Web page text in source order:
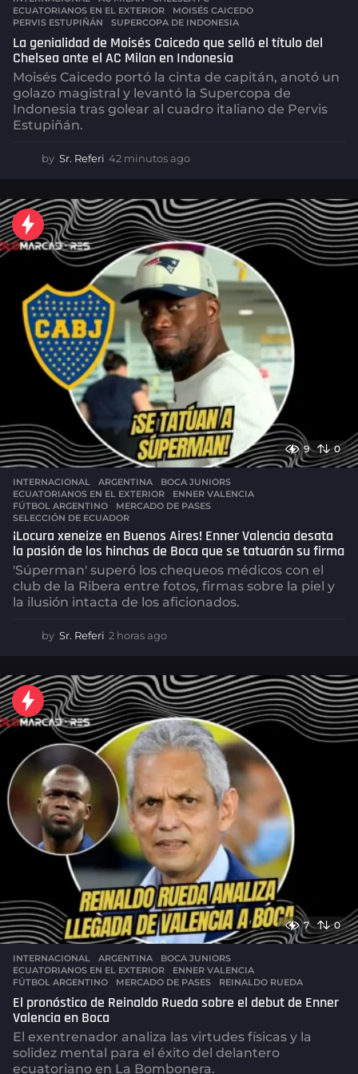
ECUATORIANOS EN EL EXTERIOR
,MOISÉS CAICEDO
PERVIS ESTUPIÑÁN
,SUPERCOPA DE INDONESIA
La genialidad de Moisés Caicedo que selló el título del
Chelsea ante el AC Milan en Indonesia
Moisés Caicedo portó la cinta de capitán, anotó un
golazo magistral y levantó la Supercopa de
Indonesia tras golear al cuadro italiano de Pervis
Estupiñán.
by Sr. Referi 42 minutos ago
i
n
u
t
a
g
o
9 0
INTERNACIONAL ,ARGENTINA BOCA JUNIORS
ECUATORIANOS EN EL EXTERIOR
,ENNER VALENCIA
FÚTBOL ARGENTINO
,MERCADO DE PASES
SELECCIÓN DE ECUADOR
¡Locura xeneize en Buenos Aires! Enner Valencia desata
la pasión de los hinchas de Boca que se tatuarán su firma
'Súperman' superó los chequeos médicos con el
club de la Ribera entre fotos, firmas sobre la piel y
la ilusión intacta de los aficionados.
by Sr. Referi 2 horas ago
r
a
s
a
g
o
7 0
INTERNACIONAL ,ARGENTINA BOCA JUNIORS
ECUATORIANOS EN EL EXTERIOR
,ENNER VALENCIA
FÚTBOL ARGENTINO
,MERCADO DE PASES ,REINALDO RUEDA
El pronóstico de Reinaldo Rueda sobre el debut de Enner
Valencia en Boca
El exentrenador analiza las virtudes físicas y la
solidez mental para el éxito del delantero
ecuatoriano en La Bombonera.